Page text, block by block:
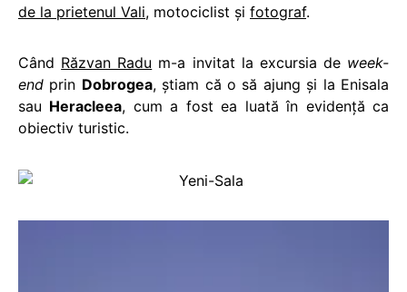
de la prietenul Vali, motociclist şi fotograf.
Când Răzvan Radu m-a invitat la excursia de week-
end prin Dobrogea, ştiam că o să ajung şi la Enisala
sau Heracleea, cum a fost ea luată în evidenţă ca
obiectiv turistic.